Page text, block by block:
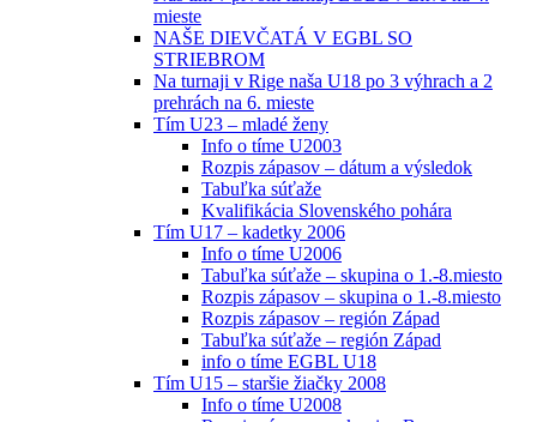
mieste
NAŠE DIEVČATÁ V EGBL SO
STRIEBROM
Na turnaji v Rige naša U18 po 3 výhrach a 2
prehrách na 6. mieste
Tím U23 – mladé ženy
Info o tíme U2003
Rozpis zápasov – dátum a výsledok
Tabuľka súťaže
Kvalifikácia Slovenského pohára
Tím U17 – kadetky 2006
Info o tíme U2006
Tabuľka súťaže – skupina o 1.-8.miesto
Rozpis zápasov – skupina o 1.-8.miesto
Rozpis zápasov – región Západ
Tabuľka súťaže – región Západ
info o tíme EGBL U18
Tím U15 – staršie žiačky 2008
Info o tíme U2008